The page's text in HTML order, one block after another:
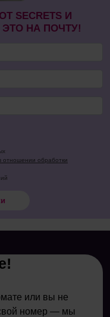
SECRETS И
НА ПОЧТУ!
отношении обработки
или вы не
свой номер — мы